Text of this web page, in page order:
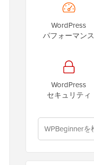
WordPress
パフォーマンス
WordPress
セキュリティ